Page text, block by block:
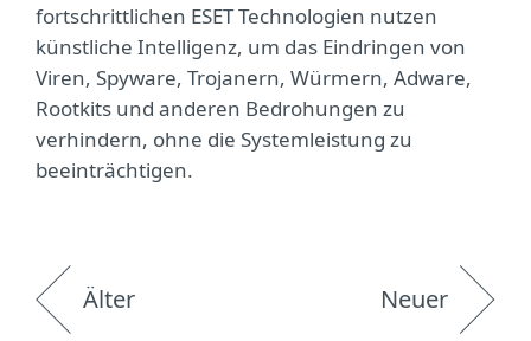
fortschrittlichen ESET Technologien nutzen
künstliche Intelligenz, um das Eindringen von
Viren, Spyware, Trojanern, Würmern, Adware,
Rootkits und anderen Bedrohungen zu
verhindern, ohne die Systemleistung zu
beeinträchtigen.
Älter Neuer